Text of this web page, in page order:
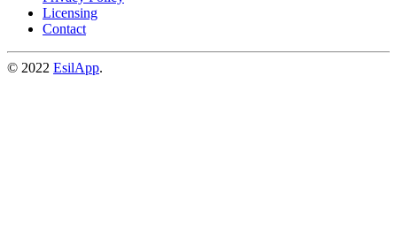
Licensing
Contact
© 2022 EsilApp.